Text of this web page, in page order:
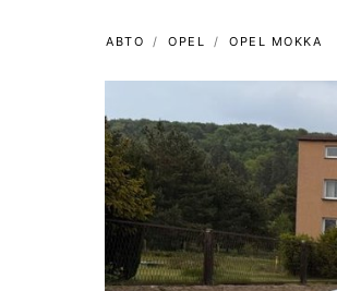
АВТО OPEL OPEL MOKKA